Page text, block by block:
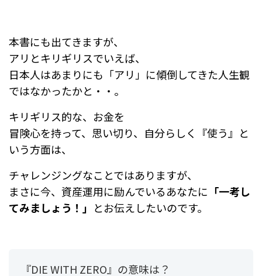
本書にも出てきますが、
アリとキリギリスでいえば、
日本人はあまりにも「アリ」に傾倒してきた人生観
ではなかったかと・・。
キリギリス的な、 お金を
冒険心を持って、思い切り、自分らしく『使う』と
いう方面は、
チャレンジングなことではありますが、
まさに今、資産運用に励んでいるあなたに 「一考し
てみましょう！」 とお伝えしたいのです。
『DIE WITH ZERO』の意味は？